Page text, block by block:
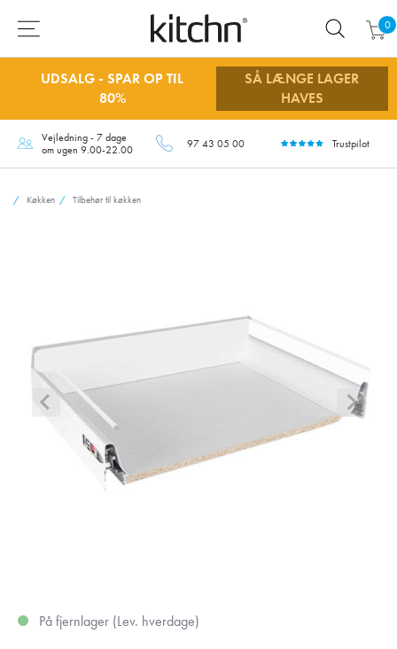
0
UDSALG - SPAR OP TIL
80%
SÅ LÆNGE LAGER
HAVES
Vejledning - 7 dage
om ugen 9.00-22.00
97 43 05 00 Trustpilot
Køkken Tilbehør til køkken
På fjernlager (Lev. hverdage)